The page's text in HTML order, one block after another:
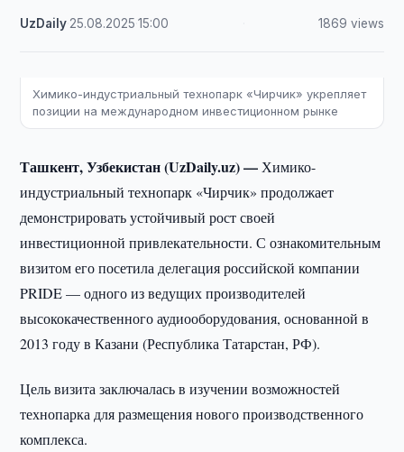
UzDaily 25.08.2025 ·15:00 1869 views
Химико-индустриальный технопарк «Чирчик» укрепляет
позиции на международном инвестиционном рынке
Ташкент, Узбекистан (UzDaily.uz) —Химико-
индустриальный технопарк «Чирчик» продолжает
демонстрировать устойчивый рост своей
инвестиционной привлекательности. С ознакомительным
визитом его посетила делегация российской компании
PRIDE — одного из ведущих производителей
высококачественного аудиооборудования, основанной в
2013 году в Казани (Республика Татарстан, РФ).
Цель визита заключалась в изучении возможностей
технопарка для размещения нового производственного
комплекса.